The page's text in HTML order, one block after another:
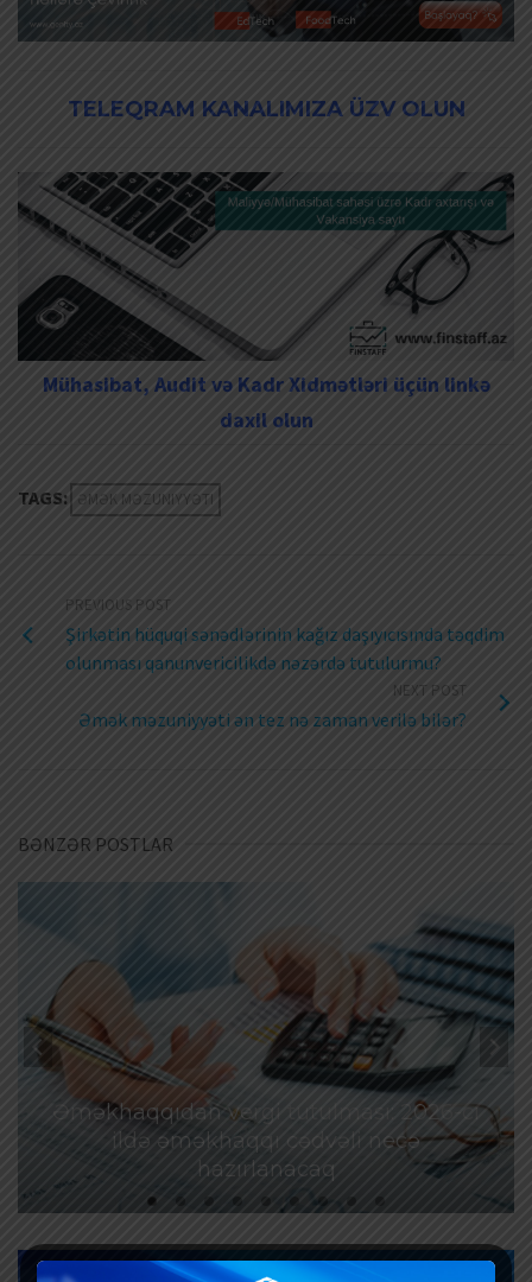
TELEQRAM KANALIMIZA ÜZV OLUN
Mühasibat, Audit və Kadr Xidmətləri üçün linkə
daxil olun
TAGS: ƏMƏK MƏZUNIYYƏTI
PREVIOUS POST
Şirkətin hüquqi sənədlərinin kağız daşıyıcısında təqdim
olunması qanunvericilikdə nəzərdə tutulurmu?
NEXT POST
Əmək məzuniyyəti ən tez nə zaman verilə bilər?
BƏNZƏR POSTLAR
Əməkhaqqıdan vergi tutulması: 2026-cı
ildə əməkhaqqı cədvəli necə
hazırlanacaq